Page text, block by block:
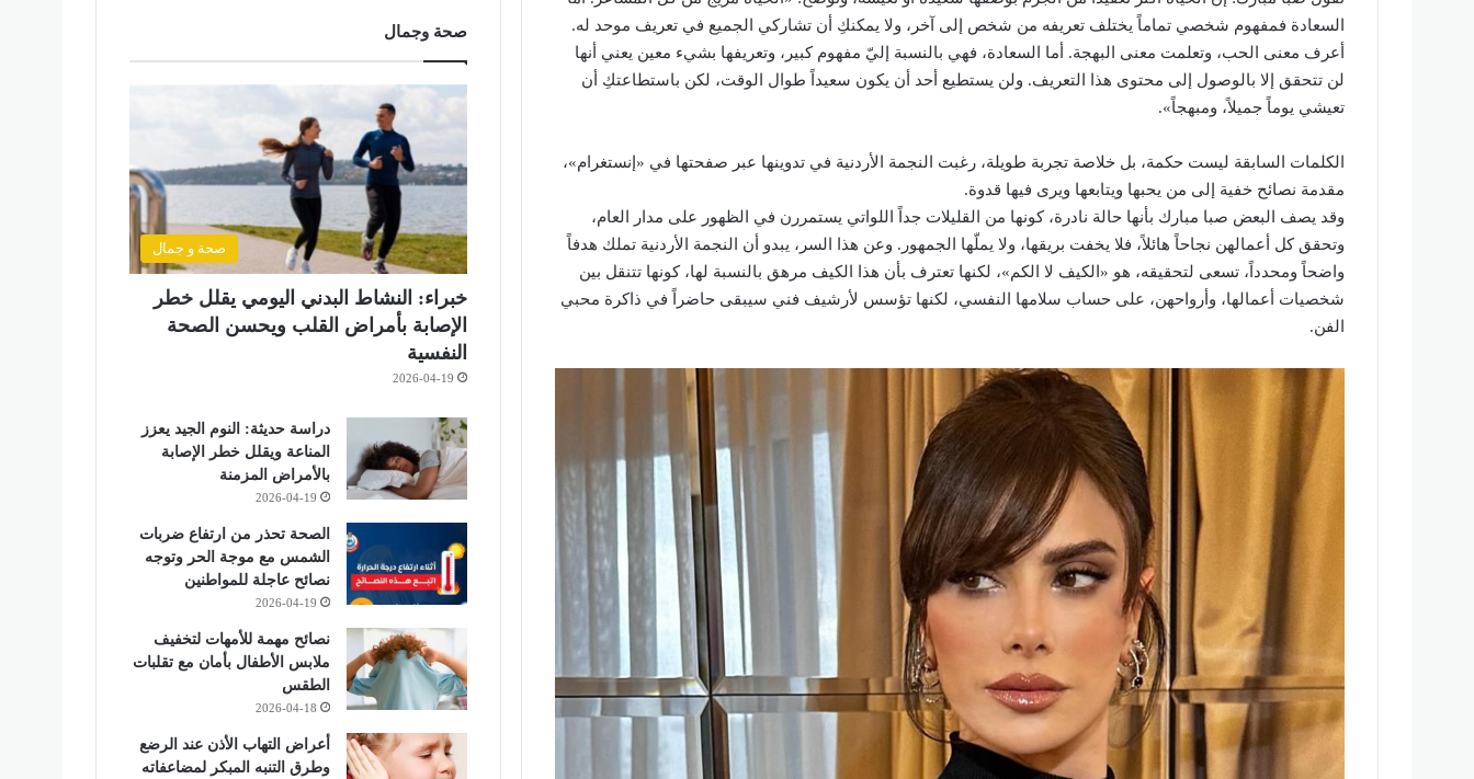
السعادة فمفهوم شخصي تماماً يختلف تعريفه من شخص إلى آخر، ولا يمكنكِ أن تشاركي الجميع في تعريف موحد له.
أعرف معنى الحب، وتعلمت معنى البهجة. أما السعادة، فهي بالنسبة إليّ مفهوم كبير، وتعريفها بشيء معين يعني أنها
لن تتحقق إلا بالوصول إلى محتوى هذا التعريف. ولن يستطيع أحد أن يكون سعيداً طوال الوقت، لكن باستطاعتكِ أن
تعيشي يوماً جميلاً، ومبهجاً».
الكلمات السابقة ليست حكمة، بل خلاصة تجربة طويلة، رغبت النجمة الأردنية في تدوينها عبر صفحتها في «إنستغرام»،
مقدمة نصائح خفية إلى من يحبها ويتابعها ويرى فيها قدوة.
وقد يصف البعض صبا مبارك بأنها حالة نادرة، كونها من القليلات جداً اللواتي يستمررن في الظهور على مدار العام،
وتحقق كل أعمالهن نجاحاً هائلاً، فلا يخفت بريقها، ولا يملّها الجمهور. وعن هذا السر، يبدو أن النجمة الأردنية تملك هدفاً
واضحاً ومحدداً، تسعى لتحقيقه، هو «الكيف لا الكم»، لكنها تعترف بأن هذا الكيف مرهق بالنسبة لها، كونها تتنقل بين
شخصيات أعمالها، وأرواحهن، على حساب سلامها النفسي، لكنها تؤسس لأرشيف فني سيبقى حاضراً في ذاكرة محبي
الفن.
صحة وجمال
صحة و جمال
خبراء: النشاط البدني اليومي يقلل خطر
الإصابة بأمراض القلب ويحسن الصحة
النفسية
2026-04-19
دراسة حديثة: النوم الجيد يعزز
المناعة ويقلل خطر الإصابة
بالأمراض المزمنة
2026-04-19
الصحة تحذر من ارتفاع ضربات
الشمس مع موجة الحر وتوجه
نصائح عاجلة للمواطنين
2026-04-19
نصائح مهمة للأمهات لتخفيف
ملابس الأطفال بأمان مع تقلبات
الطقس
2026-04-18
أعراض التهاب الأذن عند الرضع
وطرق التنبه المبكر لمضاعفاته